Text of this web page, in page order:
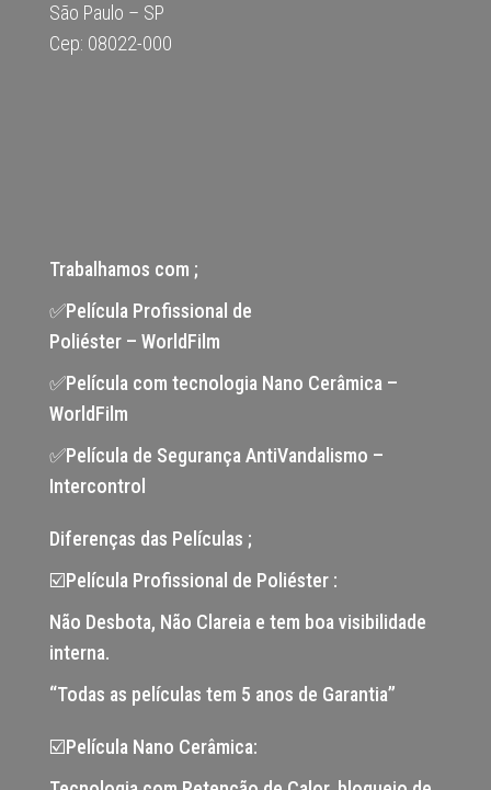
São Paulo – SP
Cep: 08022-000
Trabalhamos com ;
✅Película Profissional de
Poliéster – WorldFilm
✅Película com tecnologia Nano Cerâmica –
WorldFilm
✅Película de Segurança AntiVandalismo –
Intercontrol
Diferenças das Películas ;
☑️Película Profissional de Poliéster :
Não Desbota, Não Clareia e tem boa visibilidade
interna.
“Todas as películas tem 5 anos de Garantia”
☑️Película Nano Cerâmica: